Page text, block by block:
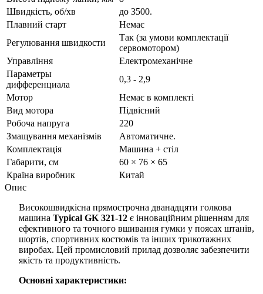
Швидкість, об/хв
до 3500.
Плавний старт
Немає
Регулювання швидкости
Так (за умови комплектації
сервомотором)
Управління
Електромеханічне
Параметры
дифференциала
0,3 - 2,9
Мотор
Немає в комплекті
Вид мотора
Підвісний
Робоча напруга
220
Змащування механізмів
Автоматичне.
Комплектація
Машина + стіл
Габарити, см
60 × 76 × 65
Країна виробник
Китай
Опис
Високошвидкісна прямострочна дванадцяти голкова
машина Typical GK 321-12 є інноваційним рішенням для
ефективного та точного вшивання гумки у поясах штанів,
шортів, спортивних костюмів та інших трикотажних
виробах. Цей промисловий прилад дозволяє забезпечити
якість та продуктивність.
Основні характеристики: